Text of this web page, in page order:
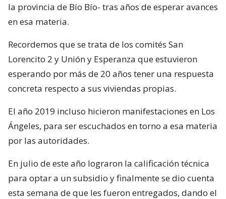
la provincia de Bío Bío- tras años de esperar avances
en esa materia.
Recordemos que se trata de los comités San
Lorencito 2 y Unión y Esperanza que estuvieron
esperando por más de 20 años tener una respuesta
concreta respecto a sus viviendas propias.
El año 2019 incluso hicieron manifestaciones en Los
Ángeles, para ser escuchados en torno a esa materia
por las autoridades.
En julio de este año lograron la calificación técnica
para optar a un subsidio y finalmente se dio cuenta
esta semana de que les fueron entregados, dando el